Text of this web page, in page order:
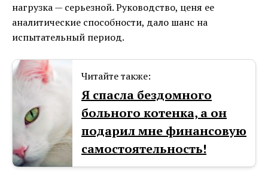
нагрузка — серьезной. Руководство, ценя ее
аналитические способности, дало шанс на
испытательный период.
Читайте также:
Я спасла бездомного
больного котенка, а он
подарил мне финансовую
самостоятельность!